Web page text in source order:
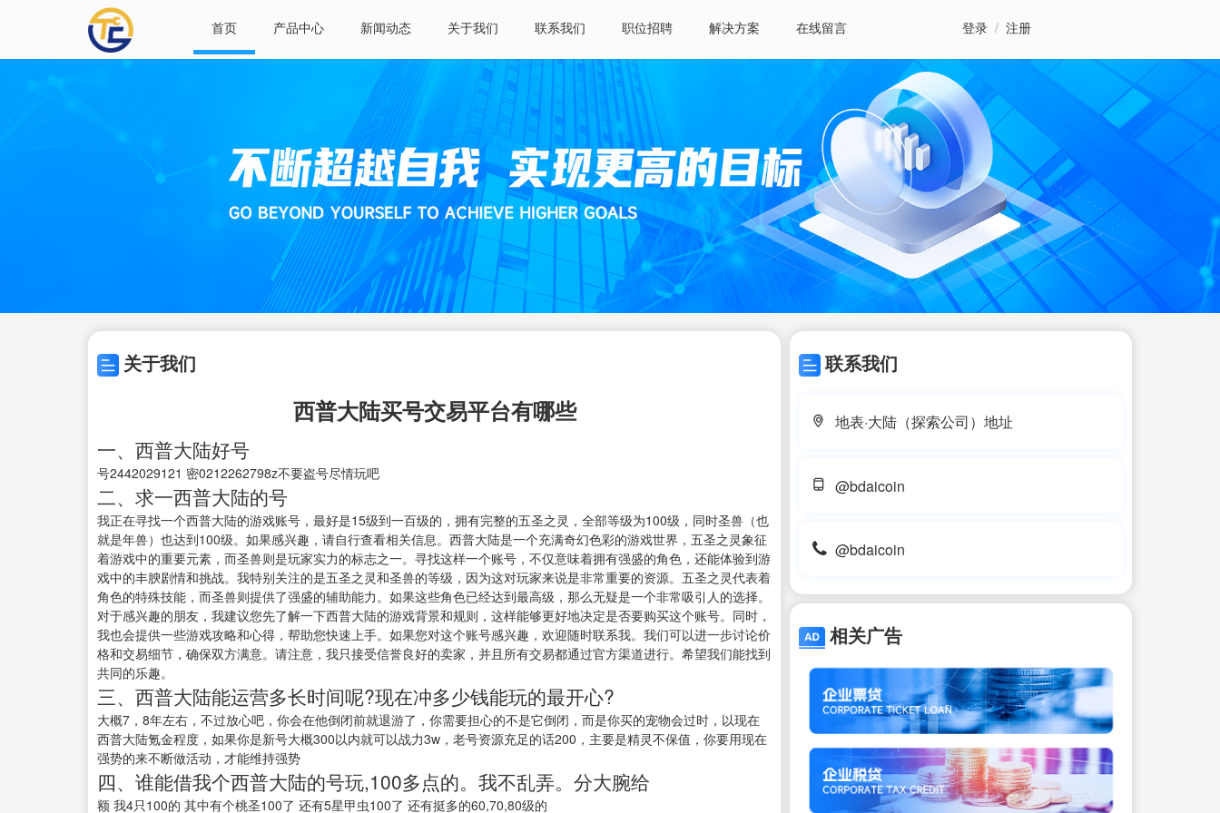
首页 产品中心 新闻动态 关于我们 联系我们 职位招聘 解决方案 在线留言 登录 / 注册
关于我们
西普大陆买号交易平台有哪些
一、西普大陆好号
号2442029121 密0212262798z不要盗号尽情玩吧
二、求一西普大陆的号
我正在寻找一个西普大陆的游戏账号，最好是15级到一百级的，拥有完整的五圣之灵，全部等级为100级，同时圣兽（也
就是年兽）也达到100级。如果感兴趣，请自行查看相关信息。西普大陆是一个充满奇幻色彩的游戏世界，五圣之灵象征
着游戏中的重要元素，而圣兽则是玩家实力的标志之一。寻找这样一个账号，不仅意味着拥有强盛的角色，还能体验到游
戏中的丰腴剧情和挑战。我特别关注的是五圣之灵和圣兽的等级，因为这对玩家来说是非常重要的资源。五圣之灵代表着
角色的特殊技能，而圣兽则提供了强盛的辅助能力。如果这些角色已经达到最高级，那么无疑是一个非常吸引人的选择。
对于感兴趣的朋友，我建议您先了解一下西普大陆的游戏背景和规则，这样能够更好地决定是否要购买这个账号。同时，
我也会提供一些游戏攻略和心得，帮助您快速上手。如果您对这个账号感兴趣，欢迎随时联系我。我们可以进一步讨论价
格和交易细节，确保双方满意。请注意，我只接受信誉良好的卖家，并且所有交易都通过官方渠道进行。希望我们能找到
共同的乐趣。
三、西普大陆能运营多长时间呢?现在冲多少钱能玩的最开心?
大概7，8年左右，不过放心吧，你会在他倒闭前就退游了，你需要担心的不是它倒闭，而是你买的宠物会过时，以现在
西普大陆氪金程度，如果你是新号大概300以内就可以战力3w，老号资源充足的话200，主要是精灵不保值，你要用现在
强势的来不断做活动，才能维持强势
四、谁能借我个西普大陆的号玩,100多点的。我不乱弄。分大腕给
额 我4只100的 其中有个桃圣100了 还有5星甲虫100了 还有挺多的60,70,80级的
联系我们
地表·大陆（探索公司）地址
@bdaicoin
@bdaicoin
相关广告